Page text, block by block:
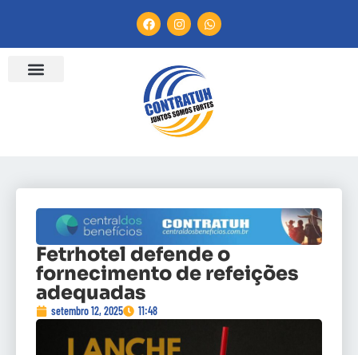
Fetrhotel defende o
fornecimento de refeições
adequadas
setembro 12, 2025 11:48